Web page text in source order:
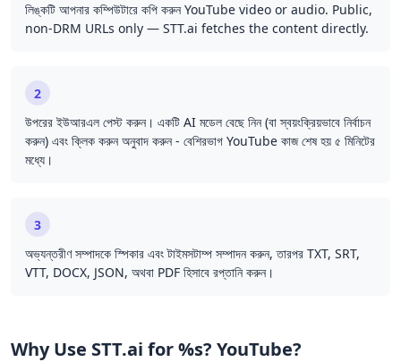
লিঙ্কটি আপনার কম্পিউটারে কপি করুন YouTube video or audio. Public,
non-DRM URLs only — STT.ai fetches the content directly.
2
উপরের ইউআরএল পেস্ট করুন। একটি AI মডেল বেছে নিন (বা স্বয়ংক্রিয়ভাবে নির্বাচন
করুন) এবং ক্লিক করুন অনুবাদ করুন - বেশিরভাগ YouTube কাজ শেষ হয় ৫ মিনিটের
মধ্যে।
3
অভ্যন্তরীণ সম্পাদকে স্পিকার এবং টাইমসটাম্প সম্পাদন করুন, তারপর TXT, SRT,
VTT, DOCX, JSON, অথবা PDF হিসাবে রপ্তানি করুন।
Why Use STT.ai for %s? YouTube?